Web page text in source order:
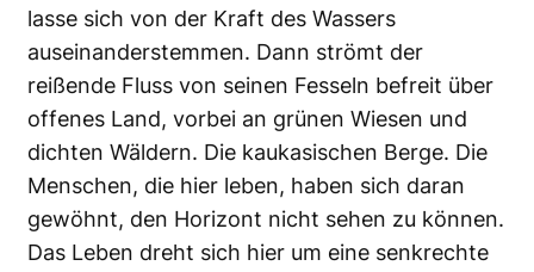
lasse sich von der Kraft des Wassers
auseinanderstemmen. Dann strömt der
reißende Fluss von seinen Fesseln befreit über
offenes Land, vorbei an grünen Wiesen und
dichten Wäldern. Die kaukasischen Berge. Die
Menschen, die hier leben, haben sich daran
gewöhnt, den Horizont nicht sehen zu können.
Das Leben dreht sich hier um eine senkrechte